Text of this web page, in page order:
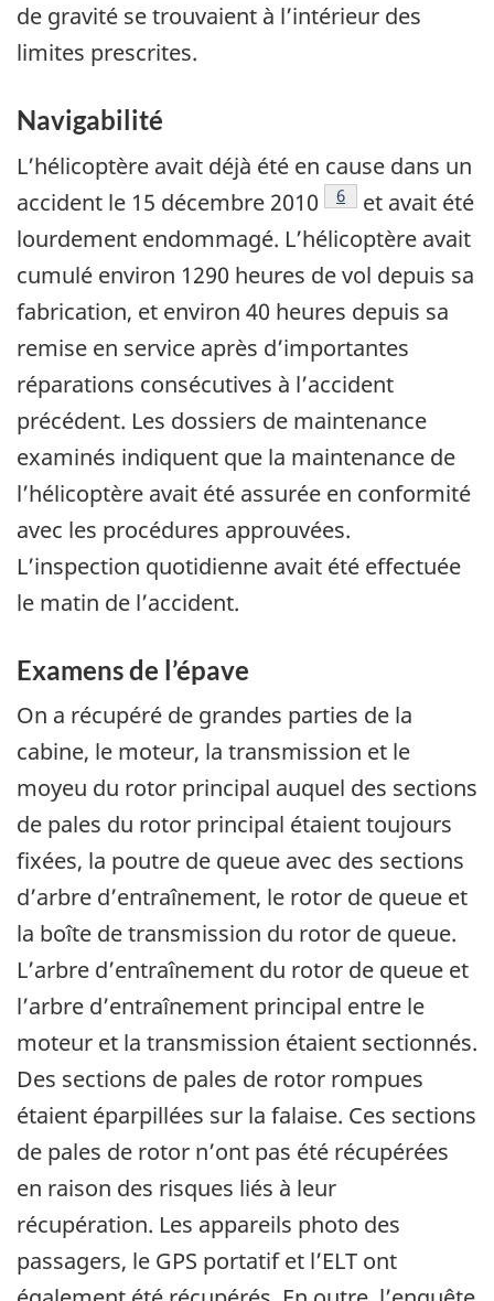
de gravité se trouvaient à l’intérieur des
limites prescrites.
Navigabilité
L’hélicoptère avait déjà été en cause dans un
accident le 15 décembre 2010
Note de bas de page
6
et avait été
lourdement endommagé. L’hélicoptère avait
cumulé environ 1290 heures de vol depuis sa
fabrication, et environ 40 heures depuis sa
remise en service après d’importantes
réparations consécutives à l’accident
précédent. Les dossiers de maintenance
examinés indiquent que la maintenance de
l’hélicoptère avait été assurée en conformité
avec les procédures approuvées.
L’inspection quotidienne avait été effectuée
le matin de l’accident.
Examens de l’épave
On a récupéré de grandes parties de la
cabine, le moteur, la transmission et le
moyeu du rotor principal auquel des sections
de pales du rotor principal étaient toujours
fixées, la poutre de queue avec des sections
d’arbre d’entraînement, le rotor de queue et
la boîte de transmission du rotor de queue.
L’arbre d’entraînement du rotor de queue et
l’arbre d’entraînement principal entre le
moteur et la transmission étaient sectionnés.
Des sections de pales de rotor rompues
étaient éparpillées sur la falaise. Ces sections
de pales de rotor n’ont pas été récupérées
en raison des risques liés à leur
récupération. Les appareils photo des
passagers, le GPS portatif et l’ELT ont